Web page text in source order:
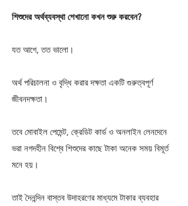
শিশুদের অর্থব্যবস্থা শেখানো কখন শুরু করবেন?
যত আগে, তত ভালো।
অর্থ পরিচালনা ও বৃদ্ধি করার দক্ষতা একটি গুরুত্বপূর্ণ
জীবনদক্ষতা।
তবে মোবাইল পেমেন্ট, ক্রেডিট কার্ড ও অনলাইন লেনদেনে
ভরা নগদহীন বিশ্বে শিশুদের কাছে টাকা অনেক সময় বিমূর্ত
মনে হয়।
তাই দৈনন্দিন বাস্তব উদাহরণের মাধ্যমে টাকার ব্যবহার